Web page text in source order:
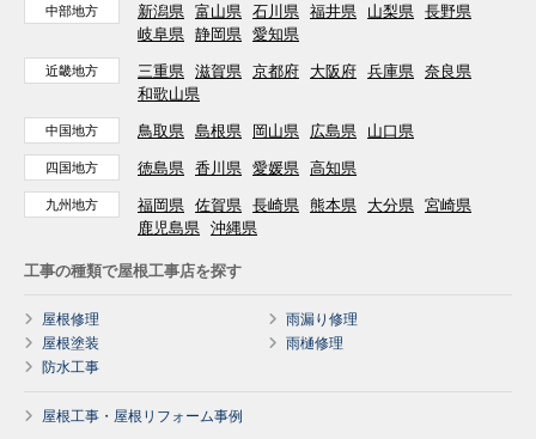
中部地方 新潟県 富山県 石川県 福井県 山梨県 長野県
岐阜県 静岡県 愛知県
近畿地方 三重県 滋賀県 京都府 大阪府 兵庫県 奈良県
和歌山県
中国地方 鳥取県 島根県 岡山県 広島県 山口県
四国地方 徳島県 香川県 愛媛県 高知県
九州地方 福岡県 佐賀県 長崎県 熊本県 大分県 宮崎県
鹿児島県 沖縄県
工事の種類で屋根工事店を探す
屋根修理
雨漏り修理
屋根塗装
雨樋修理
防水工事
屋根工事・屋根リフォーム事例